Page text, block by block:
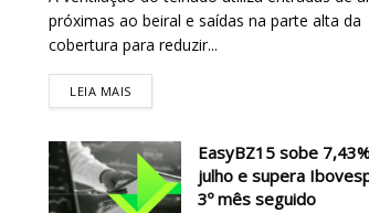
próximas ao beiral e saídas na parte alta da
cobertura para reduzir...
LEIA MAIS
EasyBZ15 sobe
julho e supera
3º mês seguido